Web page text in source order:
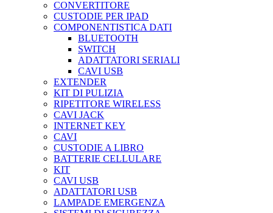
CONVERTITORE
CUSTODIE PER IPAD
COMPONENTISTICA DATI
BLUETOOTH
SWITCH
ADATTATORI SERIALI
CAVI USB
EXTENDER
KIT DI PULIZIA
RIPETITORE WIRELESS
CAVI JACK
INTERNET KEY
CAVI
CUSTODIE A LIBRO
BATTERIE CELLULARE
KIT
CAVI USB
ADATTATORI USB
LAMPADE EMERGENZA